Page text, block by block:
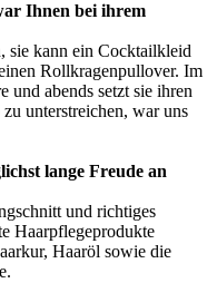
Ihnen bei ihrem
sie kann ein Cocktailkleid
Rollkragenpullover. Im
und abends setzt sie ihren
unterstreichen, war uns
lange Freude an
und richtiges
Haarpflegeprodukte
Haaröl sowie die